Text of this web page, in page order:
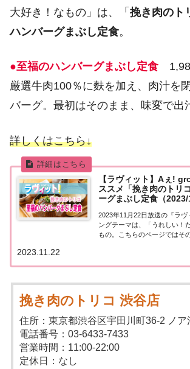
大好き！なもの」は、「 挽き肉のト
ハンバーグまぶし定食。
●至福のハンバーグまぶし定食
厳選牛肉100％に麩を加え、肉汁を
バーグ。最初はそのまま、味変で出
詳しくはこちら↓
【ラヴィット】Aぇ!
ススメ「挽き肉のトリ
ーグまぶし定食（2023/
2023年11月22日放送の『ラヴ
ングテーマは、「うれしい！
もの。こちらのページではそ
肉のトリコ」についてまとめ
2023.11.22
挽き肉のトリコ 渋谷店
住所：東京都渋谷区宇田川町36-2 ノア
電話番号：03-6433-7433
営業時間：11:00-22:00
定休日：なし